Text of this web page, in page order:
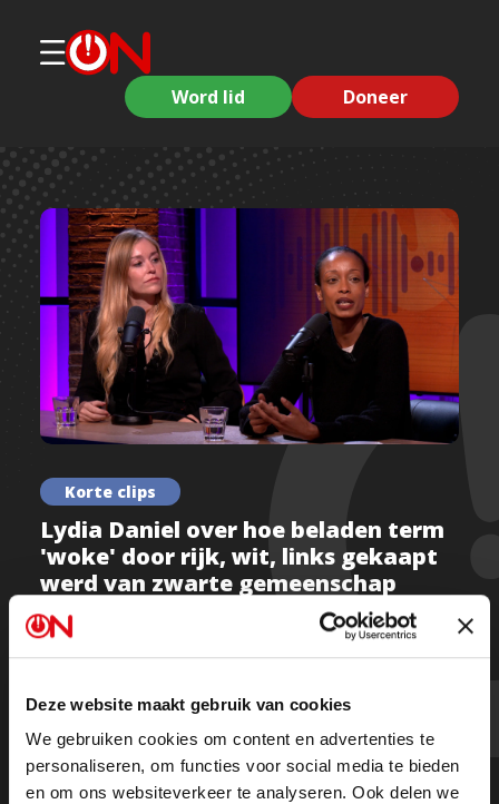
Deze website maakt gebruik van cookies
We gebruiken cookies om content en advertenties te
personaliseren, om functies voor social media te bieden
en om ons websiteverkeer te analyseren. Ook delen we
Word lid Doneer
Korte clips
Lydia Daniel over hoe beladen term
'woke' door rijk, wit, links gekaapt
werd van zwarte gemeenschap
"Term 'woke' is overgenomen door rijk, wit, links,"
zegt Lydia Daniel over hoe deze beladen term
gekaapt werd van de zwarte gemeenschap.